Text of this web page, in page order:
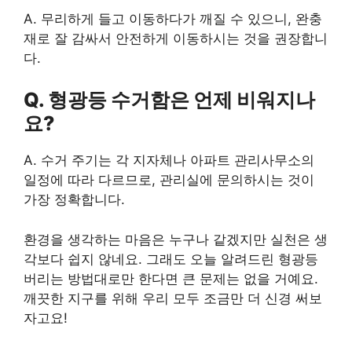
A. 무리하게 들고 이동하다가 깨질 수 있으니, 완충
재로 잘 감싸서 안전하게 이동하시는 것을 권장합니
다.
Q. 형광등 수거함은 언제 비워지나
요?
A. 수거 주기는 각 지자체나 아파트 관리사무소의
일정에 따라 다르므로, 관리실에 문의하시는 것이
가장 정확합니다.
환경을 생각하는 마음은 누구나 같겠지만 실천은 생
각보다 쉽지 않네요. 그래도 오늘 알려드린 형광등
버리는 방법대로만 한다면 큰 문제는 없을 거예요.
깨끗한 지구를 위해 우리 모두 조금만 더 신경 써보
자고요!